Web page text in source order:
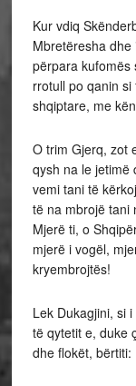
Kur vdiq
Mbretëresha
përpara kufomës
rrotull po qanin
shqiptare, me
O trim Gjerq, zot
qysh na le jetimë
vemi tani të
të na mbrojë tani
Mjerë ti, o
mjerë i vogël,
kryembrojtës!
Lek Dukagjini, si
të qytetit e, duke
dhe flokët, bërtiti: